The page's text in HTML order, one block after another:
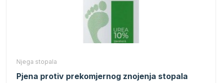
Njega stopala
Pjena protiv prekomjernog znojenja stopala